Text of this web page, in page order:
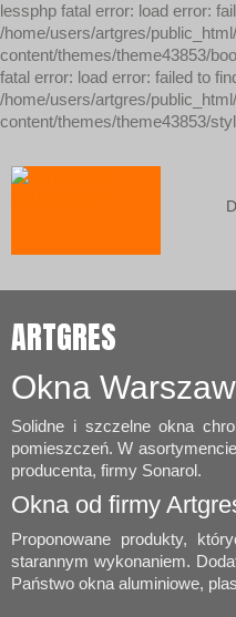
lessphp fatal error: load error:
/home/users/artgres/
content/themes/theme43853/
fatal error: load error: failed to
/home/users/artgres/
content/themes/theme43853/
ARTGRES
Okna
Solidne i szczelne okna
pomieszczeń. W
producenta, firmy Sonarol.
Okna od firmy
Proponowane produkty,
starannym wykonaniem.
Państwo okna aluminiowe,